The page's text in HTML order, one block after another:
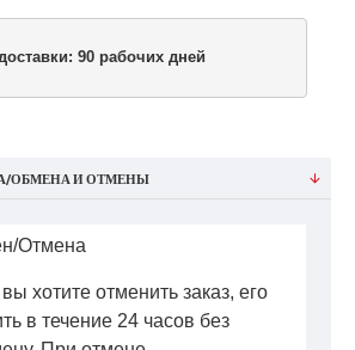
90 рабочих дней
ОБМЕНА И ОТМЕНЫ
Отмена
хотите отменить заказ, его
в течение 24 часов без